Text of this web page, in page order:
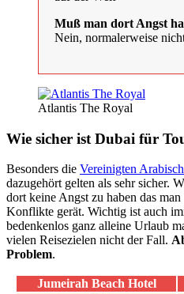
Muß man dort Angst
Nein, normalerweise
Atlantis The Royal
Wie sicher ist Dubai für
Besonders die Vereinigten
dazugehört gelten als sehr sicher.
dort keine Angst zu haben das
Konflikte gerät. Wichtig ist auch
bedenkenlos ganz alleine Urlaub
vielen Reisezielen nicht der Fall.
Problem.
Jumeirah Beach Hotel